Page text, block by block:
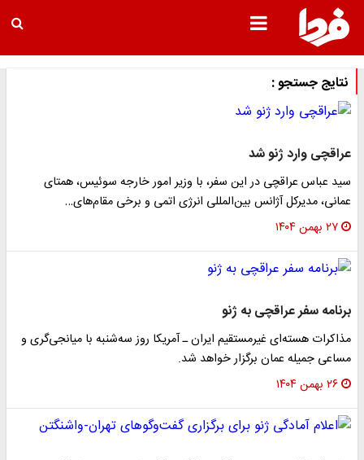
نتایج جستجو :
عراقچی وارد ژنو شد
سید عباس عراقچی در این سفر، با وزیر امور خارجه سوئیس، همتای
عمانی، مدیرکل آژانس بین‌المللی انرژی اتمی و برخی مقام‌های…
۲۷ بهمن ۱۴۰۴
برنامه سفر عراقچی به ژنو
مذاکرات هسته‌ای غیرمستقیم ایران ـ آمریکا روز سه‌شنبه با میانجی‌گری و
مساعی جمیله عمان برگزار خواهد شد.
۲۶ بهمن ۱۴۰۴